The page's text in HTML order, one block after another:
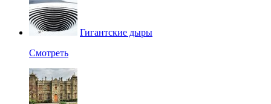
Гигантские дыры
Смотреть